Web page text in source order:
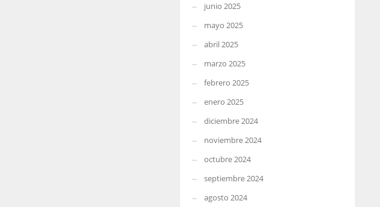
junio 2025
mayo 2025
abril 2025
marzo 2025
febrero 2025
enero 2025
diciembre 2024
noviembre 2024
octubre 2024
septiembre 2024
agosto 2024